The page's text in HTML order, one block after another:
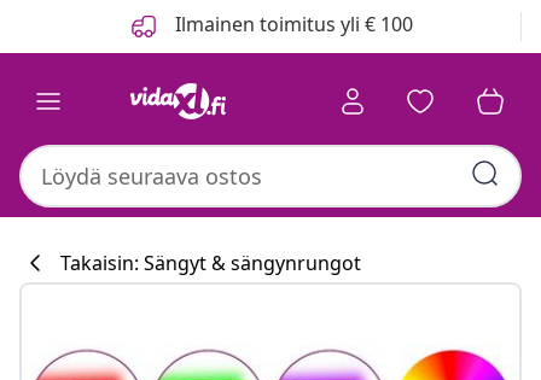
Ilmainen toimitus yli € 100
Takaisin: Sängyt & sängynrungot